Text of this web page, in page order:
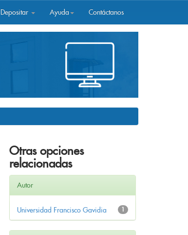
Depositar Ayuda Contáctanos
Otras opciones
relacionadas
Autor
1
Universidad Francisco Gavidia